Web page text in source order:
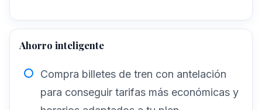
Ahorro inteligente
Compra billetes de tren con antelación
para conseguir tarifas más económicas y